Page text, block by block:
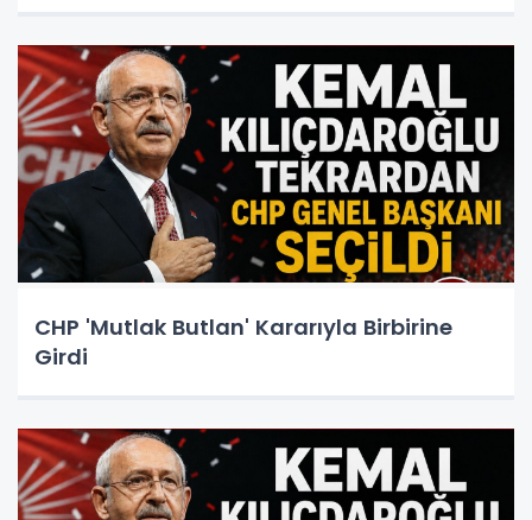
CHP 'Mutlak Butlan' Kararıyla Birbirine
Girdi